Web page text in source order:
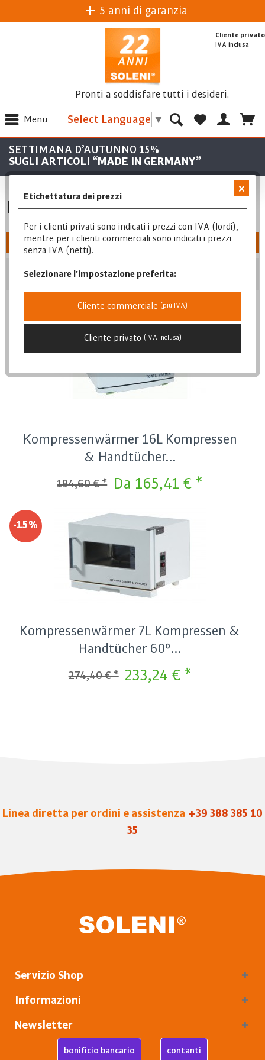
5 anni di garanzia
Pronti a soddisfare tutti i desideri.
Select Language ▼
Menu
Cliente privato
IVA inclusa
SETTIMANA D’AUTUNNO 15%
SUGLI ARTICOLI “MADE IN GERMANY”
Riscaldatore a compressione
Filtra
Posizione
Kompressenwärmer 16L Kompressen
& Handtücher...
Da 165,41 € *
194,60 € *
-15%
Kompressenwärmer 7L Kompressen &
Handtücher 60°...
233,24 € *
274,40 € *
Linea diretta per ordini e assistenza +39 388 385 10
35
Servizio Shop
Informazioni
Newsletter
bonificio bancario contanti
Etichettatura dei prezzi
Per i clienti privati sono indicati i prezzi con IVA (lordi),
mentre per i clienti commerciali sono indicati i prezzi
senza IVA (netti).
Selezionare l'impostazione preferita:
Cliente commerciale (più IVA)
Cliente privato (IVA inclusa)